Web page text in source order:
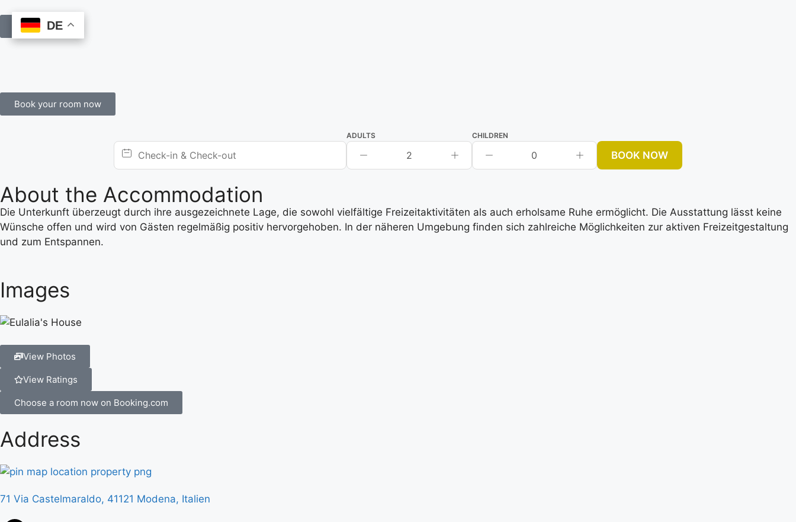
Book Online
Book your room now
ADULTS
2
CHILDREN
0 BOOK NOW
About the Accommodation
Die Unterkunft überzeugt durch ihre ausgezeichnete Lage, die sowohl vielfältige Freizeitaktivitäten als auch erholsame Ruhe ermöglicht. Die Ausstattung lässt keine
Wünsche offen und wird von Gästen regelmäßig positiv hervorgehoben. In der näheren Umgebung finden sich zahlreiche Möglichkeiten zur aktiven Freizeitgestaltung
und zum Entspannen.
Images
View Photos
View Ratings
Choose a room now on Booking.com
Address
71 Via Castelmaraldo, 41121 Modena, Italien
DE
DE